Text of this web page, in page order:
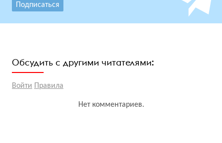
Подписаться
Обсудить с другими читателями:
Войти Правила
Нет комментариев.